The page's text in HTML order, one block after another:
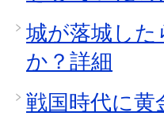
城が落城し
か？詳細
戦国時代に黄